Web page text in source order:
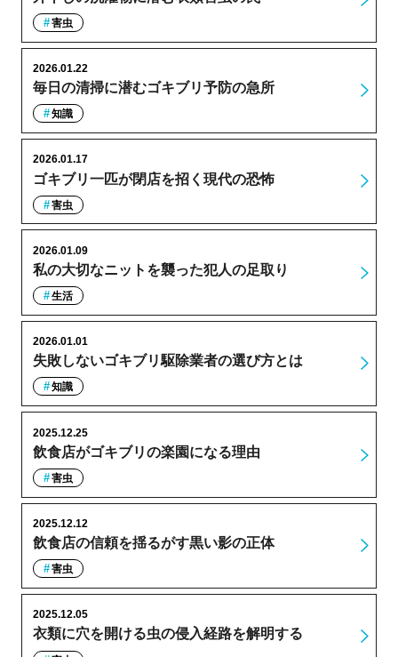
害虫
毎日の清掃に潜むゴキブリ予防の急所
2026.01.22
知識
ゴキブリ一匹が閉店を招く現代の恐怖
2026.01.17
害虫
私の大切なニットを襲った犯人の足取り
2026.01.09
生活
失敗しないゴキブリ駆除業者の選び方とは
2026.01.01
知識
飲食店がゴキブリの楽園になる理由
2025.12.25
害虫
飲食店の信頼を揺るがす黒い影の正体
2025.12.12
害虫
衣類に穴を開ける虫の侵入経路を解明する
2025.12.05